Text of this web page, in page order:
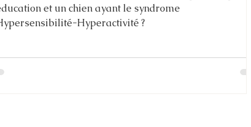
et un chien ayant le syndrome
Hyperactivité ?